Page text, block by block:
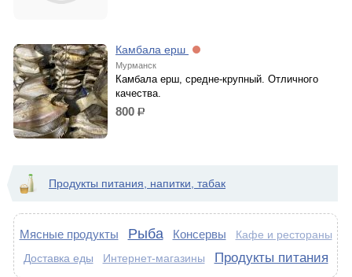
Камбала ерш
Мурманск
Камбала ерш, средне-крупный. Отличного
качества.
800 р.
Продукты питания, напитки, табак
Мясные продукты Рыба Консервы Кафе и рестораны
Доставка еды Интернет-магазины Продукты питания